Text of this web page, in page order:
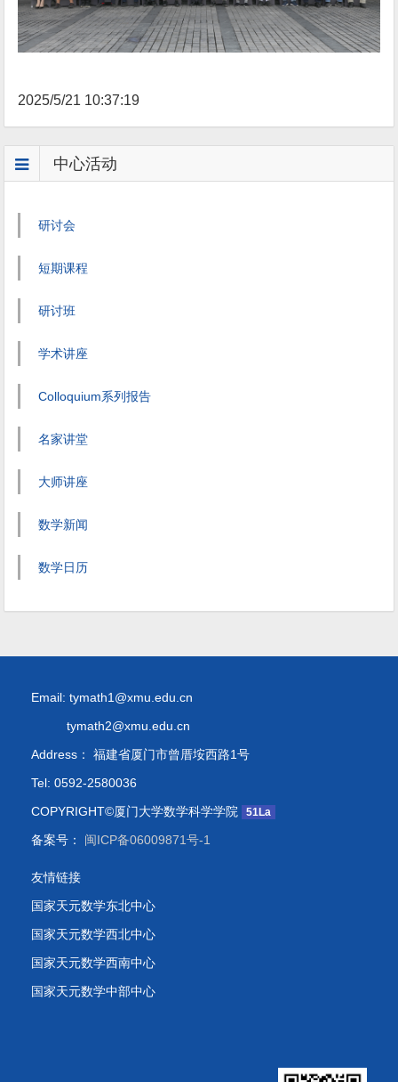
2025/5/21 10:37:19
中心活动
研讨会
短期课程
研讨班
学术讲座
Colloquium系列报告
名家讲堂
大师讲座
数学新闻
数学日历
Email: tymath1@xmu.edu.cn
tymath2@xmu.edu.cn
Address： 福建省厦门市曾厝垵西路1号
Tel: 0592-2580036
COPYRIGHT©厦门大学数学科学学院
51La
备案号： 闽ICP备06009871号-1
友情链接
国家天元数学东北中心
国家天元数学西北中心
国家天元数学西南中心
国家天元数学中部中心